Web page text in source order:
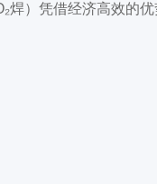
焊）凭借经济高效的